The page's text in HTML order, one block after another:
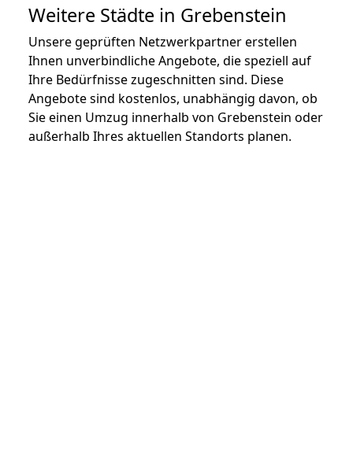
Weitere Städte in Grebenstein
Unsere geprüften Netzwerkpartner erstellen
Ihnen unverbindliche Angebote, die speziell auf
Ihre Bedürfnisse zugeschnitten sind. Diese
Angebote sind kostenlos, unabhängig davon, ob
Sie einen Umzug innerhalb von Grebenstein oder
außerhalb Ihres aktuellen Standorts planen.